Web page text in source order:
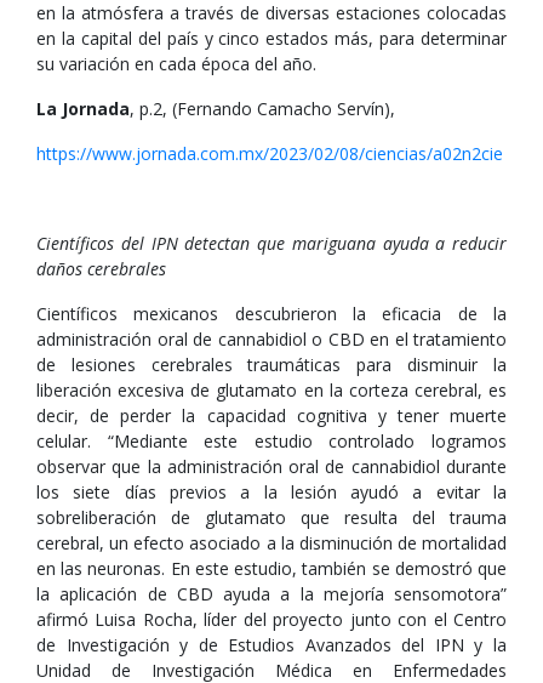
en la atmósfera a través de diversas estaciones colocadas
en la capital del país y cinco estados más, para determinar
su variación en cada época del año.
La Jornada, p.2, (Fernando Camacho Servín),
https://www.jornada.com.mx/2023/02/08/ciencias/a02n2cie
Científicos del IPN detectan que mariguana ayuda a reducir
daños cerebrales
Científicos mexicanos descubrieron la eficacia de la
administración oral de cannabidiol o CBD en el tratamiento
de lesiones cerebrales traumáticas para disminuir la
liberación excesiva de glutamato en la corteza cerebral, es
decir, de perder la capacidad cognitiva y tener muerte
celular. “Mediante este estudio controlado logramos
observar que la administración oral de cannabidiol durante
los siete días previos a la lesión ayudó a evitar la
sobreliberación de glutamato que resulta del trauma
cerebral, un efecto asociado a la disminución de mortalidad
en las neuronas. En este estudio, también se demostró que
la aplicación de CBD ayuda a la mejoría sensomotora”
afirmó Luisa Rocha, líder del proyecto junto con el Centro
de Investigación y de Estudios Avanzados del IPN y la
Unidad de Investigación Médica en Enfermedades